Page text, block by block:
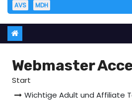
AVS
MDH
Webmaster
Start
Wichtige Adult und Affiliate